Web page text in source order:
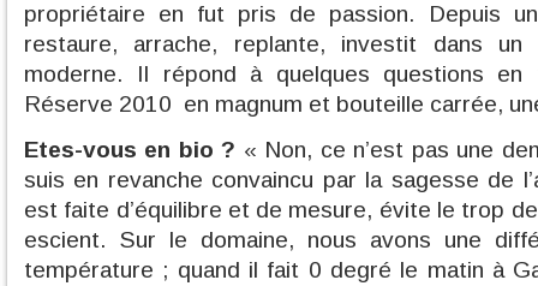
propriétaire en fut pris de passion. Depuis
restaure, arrache, replante, investit dans
moderne. Il répond à quelques questions
Réserve 2010 en magnum et bouteille carrée,
Etes-vous en bio ? « Non, ce n’est pas une
suis en revanche convaincu par la sagesse de
est faite d’équilibre et de mesure, évite le trop
escient. Sur le domaine, nous avons une
température ; quand il fait 0 degré le matin à